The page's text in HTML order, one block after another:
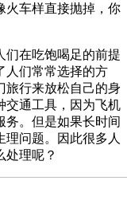
火车样直接抛掉，你
们在吃饱喝足的前提
人们常常选择的方
旅行来放松自己的身
交通工具，因为飞机
务。但是如果长时间
问题。因此很多人
处理呢？